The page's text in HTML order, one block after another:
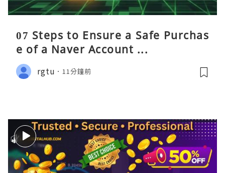
07 Steps to Ensure a Safe Purchas
e of a Naver Account ...
rgtu 11分鐘前